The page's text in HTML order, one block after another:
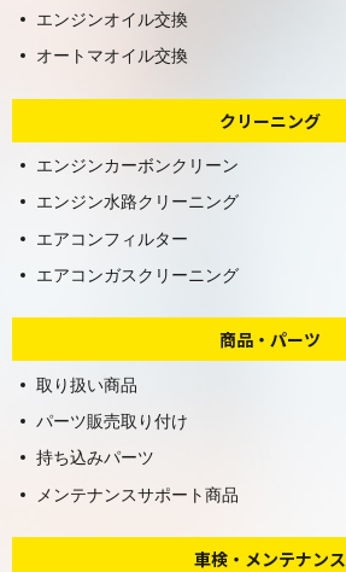
エンジンオイル交換
オートマオイル交換
クリーニング
エンジンカーボンクリーン
エンジン水路クリーニング
エアコンフィルター
エアコンガスクリーニング
商品・パーツ
取り扱い商品
パーツ販売取り付け
持ち込みパーツ
メンテナンスサポート商品
車検・メンテナンス